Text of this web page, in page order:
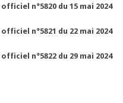
n°5820 du 15 mai 2024
n°5821 du 22 mai 2024
n°5822 du 29 mai 2024